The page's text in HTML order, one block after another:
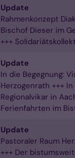
Update
Rahmenkonzept
Bischof Dieser im
+++
Update
In die Begegnung:
Herzogenrath +++
Regionalvikar in
Ferienfahrten im
Update
Pastoraler Raum
+++ Der